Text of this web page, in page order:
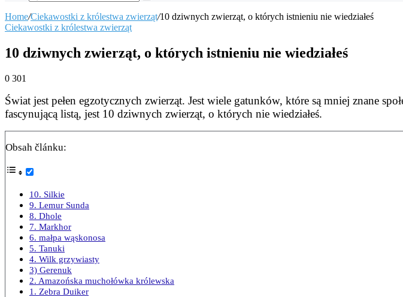
Vyhľadávanie
Home/Ciekawostki z królestwa zwierząt/10 dziwnych zwierząt, o których istnieniu nie wiedziałeś
Ciekawostki z królestwa zwierząt
10 dziwnych zwierząt, o których istnieniu nie wiedziałeś
0 301
Świat jest pełen egzotycznych zwierząt. Jest wiele gatunków, które są mniej znane
fascynującą listą, jest 10 dziwnych zwierząt, o których nie wiedziałeś.
Obsah článku:
10. Silkie
9. Lemur Sunda
8. Dhole
7. Markhor
6. małpa wąskonosa
5. Tanuki
4. Wilk grzywiasty
3) Gerenuk
2. Amazońska muchołówka królewska
1. Zebra Duiker